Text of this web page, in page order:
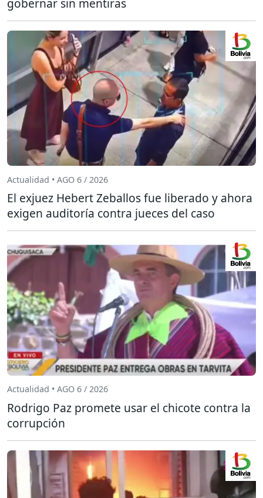
gobernar sin mentiras
Actualidad • AGO 6 / 2026
El exjuez Hebert Zeballos fue liberado y ahora
exigen auditoría contra jueces del caso
Actualidad • AGO 6 / 2026
Rodrigo Paz promete usar el chicote contra la
corrupción